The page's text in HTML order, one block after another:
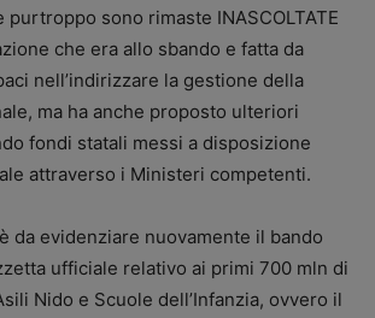
sono rimaste INASCOLTATE
che era allo sbando e fatta da
nell’indirizzare la gestione della
ma ha anche proposto ulteriori
fondi statali messi a disposizione
attraverso i Ministeri competenti.
da evidenziare nuovamente il bando
ufficiale relativo ai primi 700 mln di
Nido e Scuole dell’Infanzia, ovvero il